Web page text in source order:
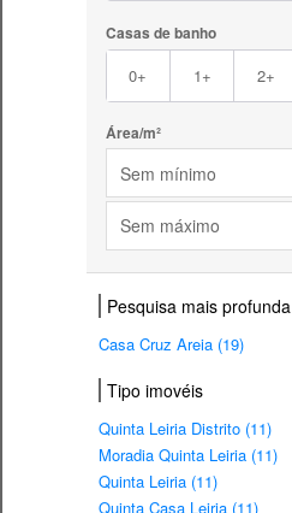
Casas de banho
0+ 1+ 2+
Área/m²
Sem mínimo
Sem máximo
Pesquisa mais profunda
Casa Cruz Areia (19)
Tipo imovéis
Quinta Leiria Distrito (11)
Moradia Quinta Leiria (11)
Quinta Leiria (11)
Quinta Casa Leiria (11)